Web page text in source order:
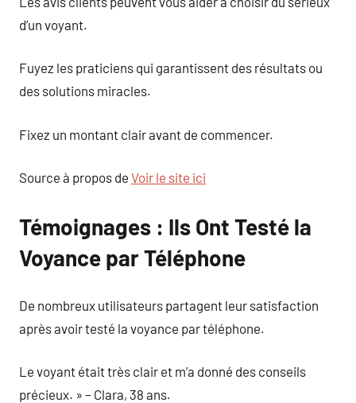
d’un voyant.
Fuyez les praticiens qui garantissent des résultats ou
des solutions miracles.
Fixez un montant clair avant de commencer.
Source à propos de Voir le site ici
Témoignages : Ils Ont Testé la
Voyance par Téléphone
De nombreux utilisateurs partagent leur satisfaction
après avoir testé la voyance par téléphone.
Le voyant était très clair et m’a donné des conseils
précieux. » – Clara, 38 ans.